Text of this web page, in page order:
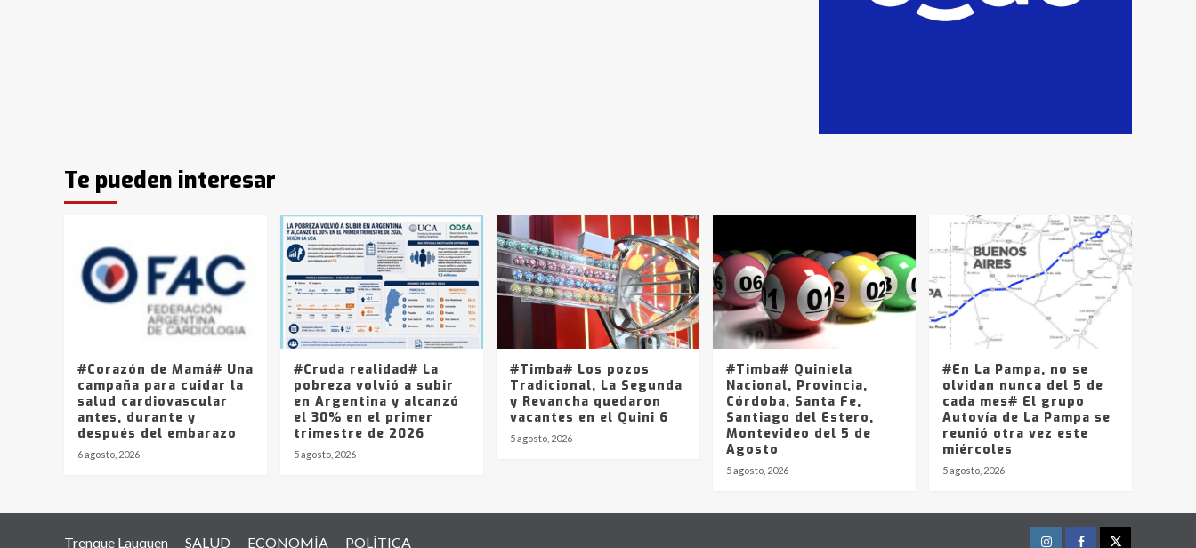
drogas en la tarde del
sábado
3
Identidad de los
adolescentes
pampeanos que fueron
protagonistas del fatal
accidente en la mañana
del lunes
4
Accidente en Ruta 5:
falleció un joven de
Trenque Lauquen
Los precios de los
combustibles en La
Pampa, desde YPF hasta
Axion entre 857 a 1338
pesos
Te pueden interesar
#Corazón de Mamá# Una
campaña para cuidar la
salud cardiovascular
antes, durante y
después del embarazo
6 agosto, 2026
#Cruda realidad# La
pobreza volvió a subir
en Argentina y alcanzó
el 30% en el primer
trimestre de 2026
5 agosto, 2026
#Timba# Los pozos
Tradicional, La Segunda
y Revancha quedaron
vacantes en el Quini 6
5 agosto, 2026
#Timba# Quiniela
Nacional, Provincia,
Córdoba, Santa Fe,
Santiago del Estero,
Montevideo del 5 de
Agosto
5 agosto, 2026
#En La Pampa, no se
olvidan nunca del 5 de
cada mes# El grupo
Autovía de La Pampa se
reunió otra vez este
miércoles
5 agosto, 2026
Trenque Lauquen SALUD ECONOMÍA POLÍTICA